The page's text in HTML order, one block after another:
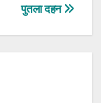
पुतला दहन